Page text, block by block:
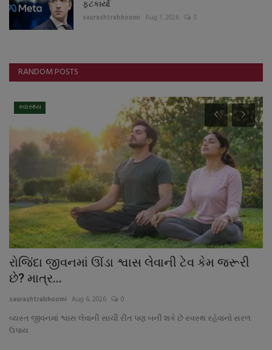
ફટકાર્યો
saurashtrabhoomi Aug 7, 2026 0
RANDOM POSTS
સ્થાનિક સમાચાર
કેશોદના અજાબ જિલ્લા પંચાયત સીટના ૨૩ બુથોનો
જિલ્લા ભાજપ...
saurashtrabhoomi Aug 3, 2026 0